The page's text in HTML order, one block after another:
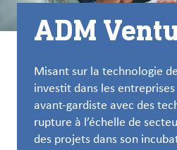
innovation
Culture
ADM
Misant sur la technologie
investit dans les
avant-gardiste avec des
rupture à l’échelle de
des projets dans son